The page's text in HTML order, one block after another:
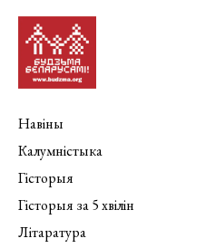
Навіны
Калумністыка
Гісторыя
Гісторыя за 5 хвілін
Літаратура